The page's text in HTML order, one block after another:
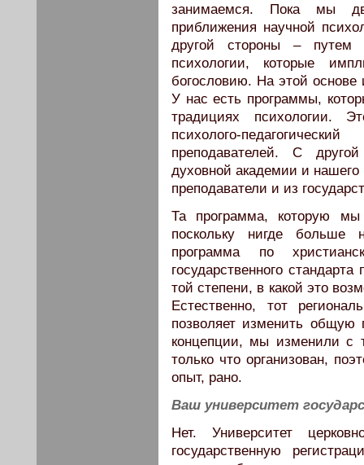
занимаемся. Пока мы
приближения научной
другой стороны – путем
психологии, которые
богословию. На этой основе
У нас есть программы,
традициях психологии.
психолого-
преподавателей. С
духовной академии и нашего
преподаватели и из
Та программа, которую мы
поскольку нигде
программа по
государственного
той степени, в какой это
Естественно, тот
позволяет изменить общую
концепции, мы изменили с
только что организован,
опыт, рано.
Ваш университет
Нет. Университет
государственную